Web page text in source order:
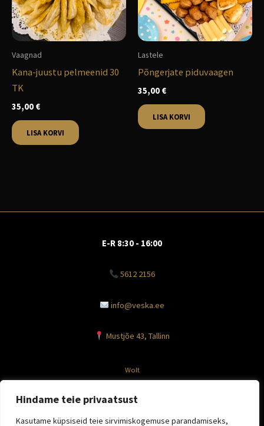
Hindame teie privaatsust
Kasutame küpsiseid teie sirvimiskogemuse parandamiseks,
Vaagnad
Kana-juustu pelmeenid 30
TK
35,00 €
LISA KORVI
Lastele
Põngerjate piduvaagen
35,00 €
LISA KORVI
E-R 8:30 - 16:00
5612 2156
info@veska.ee
Mustjõe 43, Tallinn
Wolt
Instagram